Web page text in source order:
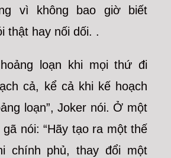
vì không bao giờ biết
thật hay nối dối. .
loạn khi mọi thứ đi
cả, kể cả khi kế hoạch
loạn”, Joker nói. Ở một
nói: “Hãy tạo ra một thế
chính phủ, thay đổi một